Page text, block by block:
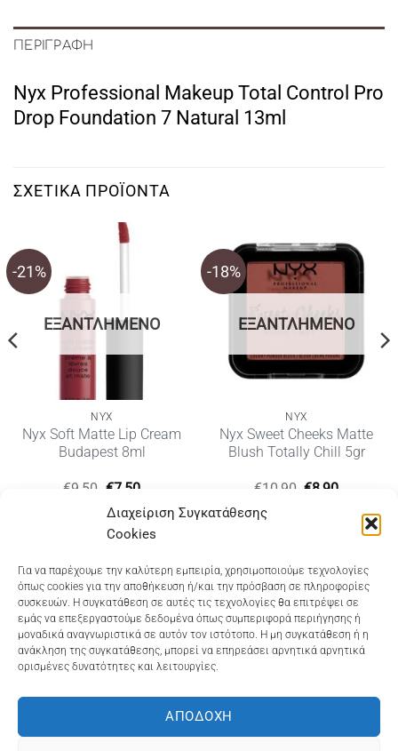
Διαχείριση Συγκατάθεσης
Cookies
Για να παρέχουμε την καλύτερη εμπειρία, χρησιμοποιούμε τεχνολογίες
όπως cookies για την αποθήκευση ή/και την πρόσβαση σε πληροφορίες
συσκευών. Η συγκατάθεση σε αυτές τις τεχνολογίες θα επιτρέψει σε
εμάς να επεξεργαστούμε δεδομένα όπως συμπεριφορά περιήγησης ή
μοναδικά αναγνωριστικά σε αυτόν τον ιστότοπο. Η μη συγκατάθεση ή η
ανάκληση της συγκατάθεσης, μπορεί να επηρεάσει αρνητικά αρνητικά
ορισμένες δυνατότητες και λειτουργίες.
ΑΠΟΔΟΧΉ
ΠΕΡΙΓΡΑΦΉ
Nyx Professional Makeup Total Control Pro
Drop Foundation 7 Natural 13ml
ΣΧΕΤΙΚΆ ΠΡΟΪΌΝΤΑ
-21%
ΕΞΑΝΤΛΗΜΈΝΟ
NYX
Nyx Soft Matte Lip Cream
Budapest 8ml
€9,50 Original
was:
€9,50.
€7,50Η
τιμή
είναι:
€7,50.
-18%
ΕΞΑΝΤΛΗΜΈΝΟ
NYX
Nyx Sweet Cheeks Matte
Blush Totally Chill 5gr
€10,90 Original
€8,90Η
τιμή
είναι:
€8,90.
Dioni Hair Care, Ζυμβρακάκηδων 33, τηλ 28210
91906
Dioni Hair Spa, Κ. Σφακιανάκη 5, τηλ 28210 94712
Visa MasterCard
Cash
On
Delivery
Bank
Google
ΤΡΟΠΟΙ ΠΛΗΡΩΜΗΣ
ΠΟΛΙΤΙΚΉ ΕΠΙΣΤΡΟΦΏΝ